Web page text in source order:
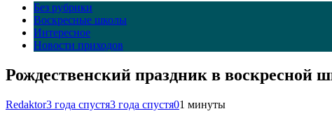
Без рубрики
Воскресные школы
Интересное
Новости приходов
Рождественский праздник в воскресной
Redaktor3 года спустя3 года спустя01 минуты